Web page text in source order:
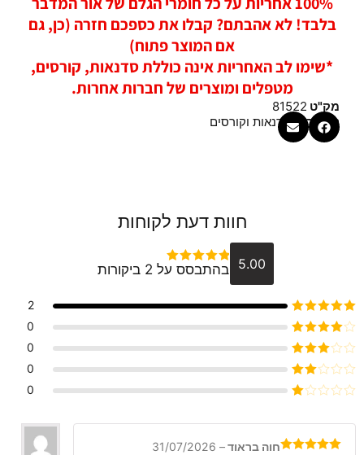
בלבד! לא אהבתם? קבלו את כספכם חזרה (כן, גם
אם המוצר פתוח)
*שימו לב האחריות אינה כוללת סדנאות, קורסים,
מטפלים ומוצרים של חברות אחרות.
מק"ט 81522
קטגוריה סדנאות וקורסים
חוות דעת לקוחות
5.00 דורג 5מתוך 5
בהתבסס על 2 ביקורות
דורג5מתוך 5
2
דורג4
מתוך 5
0
דורג3
מתוך 5
0
דורג
2
0
5
0
חוה בראוד–
31/07/2026